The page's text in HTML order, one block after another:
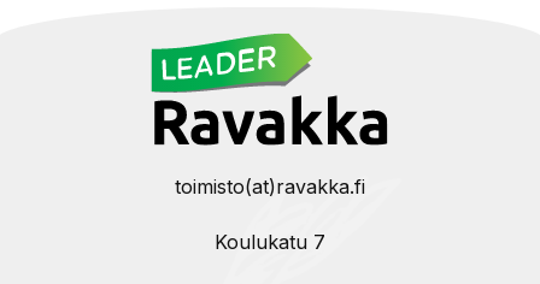
toimisto(at)ravakka.fi
Koulukatu 7